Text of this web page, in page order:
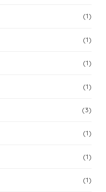
(1)
(1)
(1)
(1)
(3)
(1)
(1)
(1)